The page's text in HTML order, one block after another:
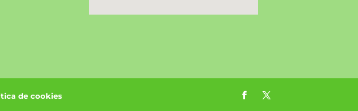
de cookies